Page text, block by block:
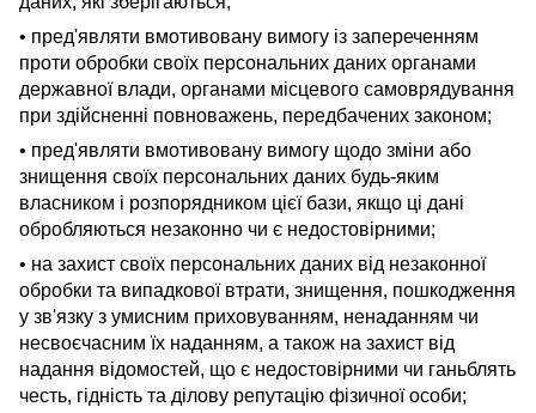
• пред'являти вмотивовану вимогу із запереченням
проти обробки своїх персональних даних органами
державної влади, органами місцевого самоврядування
при здійсненні повноважень, передбачених законом;
• пред'являти вмотивовану вимогу щодо зміни або
знищення своїх персональних даних будь-яким
власником і розпорядником цієї бази, якщо ці дані
обробляються незаконно чи є недостовірними;
• на захист своїх персональних даних від незаконної
обробки та випадкової втрати, знищення, пошкодження
у зв'язку з умисним приховуванням, ненаданням чи
несвоєчасним їх наданням, а також на захист від
надання відомостей, що є недостовірними чи ганьблять
честь, гідність та ділову репутацію фізичної особи;